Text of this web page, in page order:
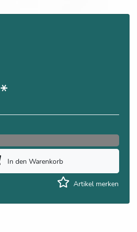
*
In den Warenkorb
Artikel merken